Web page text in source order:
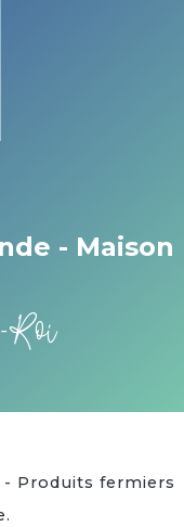
- Maison
Roi
Produits fermiers